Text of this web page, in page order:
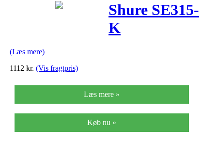
Shure SE315-
K
(Læs mere)
1112 kr. (Vis fragtpris)
Læs mere »
Køb nu »